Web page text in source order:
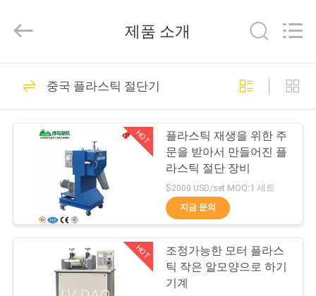
제
리
RUBBER
TRADE
Developed
플라스틱 재활용 장
비
126
플라스틱 절단기
59
제품 소개
중국 플라스틱 절단기
HOT
플라스틱 재생을 위한 주
문을 받아서 만들어진 플
라스틱 절단 장비
$2000 USD/set MOQ:1 세트
지금 문의
HOT
조정가능한 모터 플라스
틱 작은 알모양으로 하기
기계